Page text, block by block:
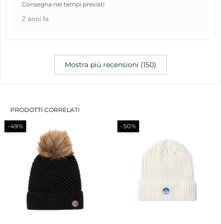
Consegna nei tempi previsti
2 anni fa
Mostra più recensioni (150)
PRODOTTI CORRELATI
-49% -50%